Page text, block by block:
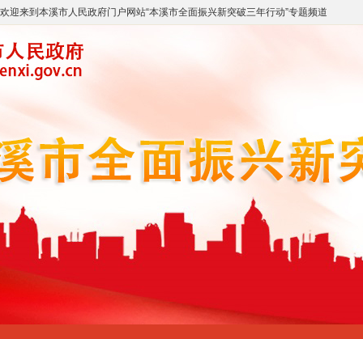
欢迎来到 本溪市人民政府门户网站“本溪市全面振兴新突破三年行动”专题频道